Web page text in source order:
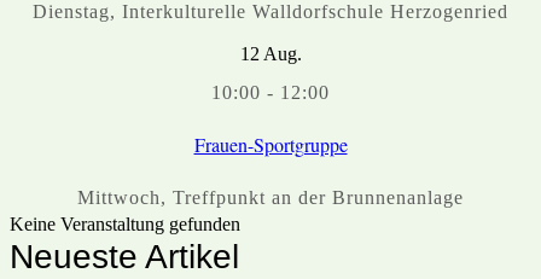
Dienstag, Interkulturelle Walldorfschule Herzogenried
12 Aug.
10:00 - 12:00
Frauen-Sportgruppe
Mittwoch, Treffpunkt an der Brunnenanlage
Keine Veranstaltung gefunden
Neueste Artikel